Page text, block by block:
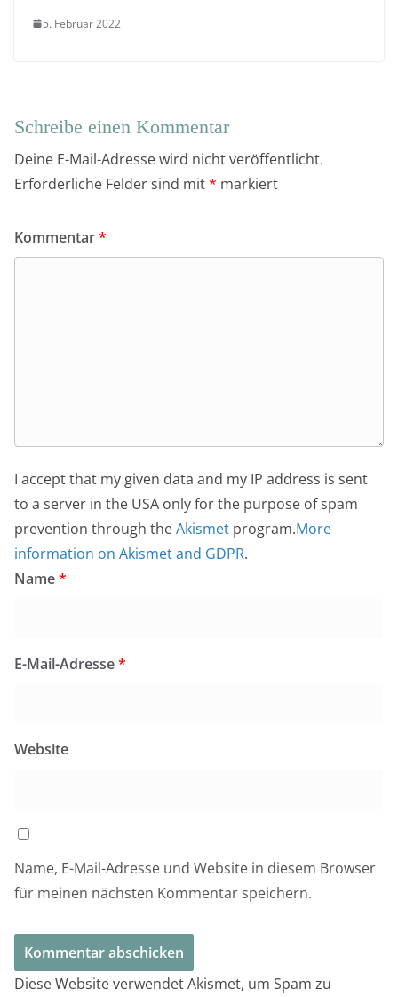
5. Februar 2022
Schreibe einen Kommentar
Deine E-Mail-Adresse wird nicht veröffentlicht.
Erforderliche Felder sind mit* markiert
Kommentar*
I accept that my given data and my IP address is sent
to a server in the USA only for the purpose of spam
prevention through theAkismet program.More
information on Akismet and GDPR.
Name*
E-Mail-Adresse*
Website
Name, E-Mail-Adresse und Website in diesem Browser
für meinen nächsten Kommentar speichern.
Diese Website verwendet Akismet, um Spam zu